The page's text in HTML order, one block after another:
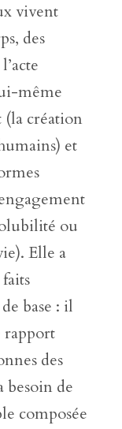
vivent
des
même
création
et
ou
Elle a
base : il
rapport
des
besoin de
composée